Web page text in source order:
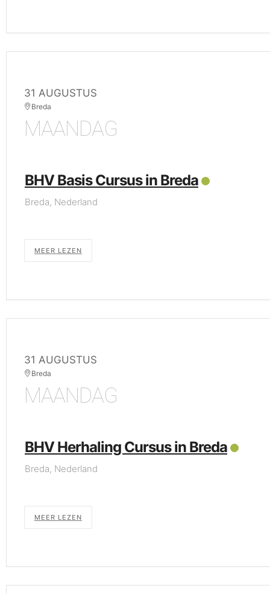
31 AUGUSTUS
Breda
MAANDAG
BHV Basis Cursus in Breda
Breda, Nederland
MEER LEZEN
31 AUGUSTUS
Breda
MAANDAG
BHV Herhaling Cursus in Breda
Breda, Nederland
MEER LEZEN